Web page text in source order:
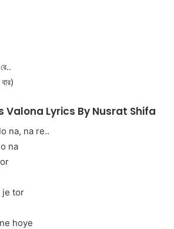
Valona Lyrics By Nusrat Shifa
na, na re..
na
je tor
hoye